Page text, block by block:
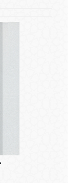
‘Усман ибн ‘Аффан